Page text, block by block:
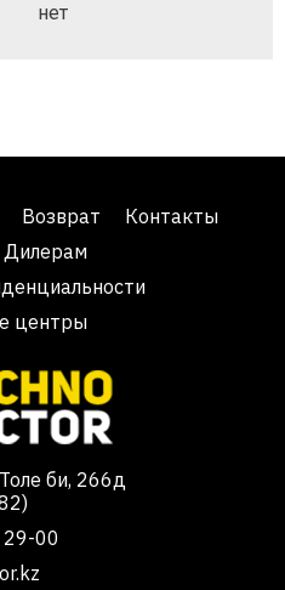
нет
Возврат
Контакты
Дилерам
центры
би, 266д
00